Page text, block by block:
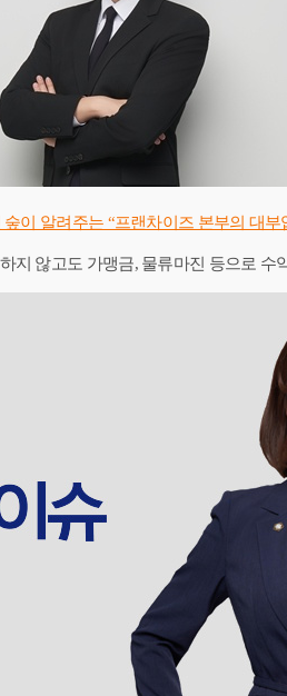
이 알려주는 “프랜차이즈 본부의 대부
지 않고도 가맹금, 물류마진 등으로